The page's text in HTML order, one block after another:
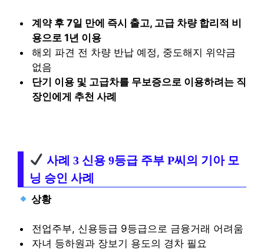
계약 후 7일 만에 즉시 출고, 고급 차량 합리적 비
용으로 1년 이용
해외 파견 전 차량 반납 예정, 중도해지 위약금
없음
단기 이용 및 고급차를 무보증으로 이용하려는 직
장인에게 추천 사례
사례 3 신용 9등급 주부 P씨의 기아 모
닝 승인 사례
상황
전업주부, 신용등급 9등급으로 금융거래 어려움
자녀 등하원과 장보기 용도의 경차 필요